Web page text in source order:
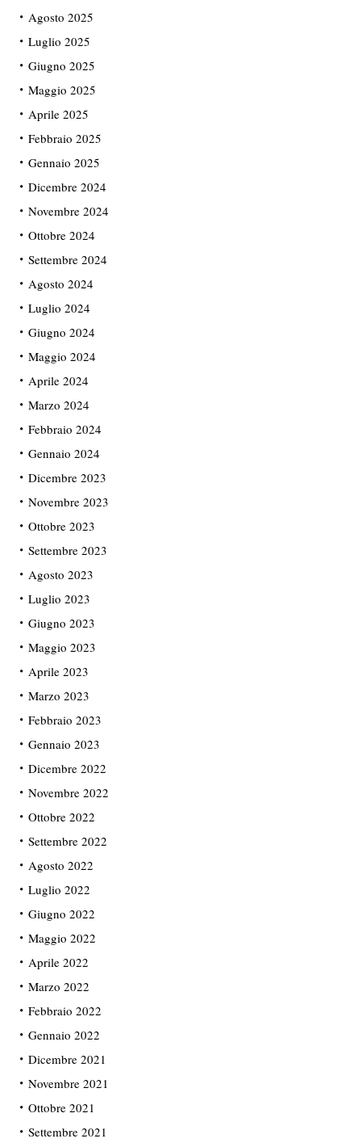
Agosto 2025
Luglio 2025
Giugno 2025
Maggio 2025
Aprile 2025
Febbraio 2025
Gennaio 2025
Dicembre 2024
Novembre 2024
Ottobre 2024
Settembre 2024
Agosto 2024
Luglio 2024
Giugno 2024
Maggio 2024
Aprile 2024
Marzo 2024
Febbraio 2024
Gennaio 2024
Dicembre 2023
Novembre 2023
Ottobre 2023
Settembre 2023
Agosto 2023
Luglio 2023
Giugno 2023
Maggio 2023
Aprile 2023
Marzo 2023
Febbraio 2023
Gennaio 2023
Dicembre 2022
Novembre 2022
Ottobre 2022
Settembre 2022
Agosto 2022
Luglio 2022
Giugno 2022
Maggio 2022
Aprile 2022
Marzo 2022
Febbraio 2022
Gennaio 2022
Dicembre 2021
Novembre 2021
Ottobre 2021
Settembre 2021